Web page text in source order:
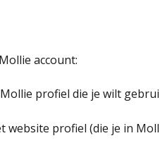
account:
profiel die je wilt
website profiel (die je in